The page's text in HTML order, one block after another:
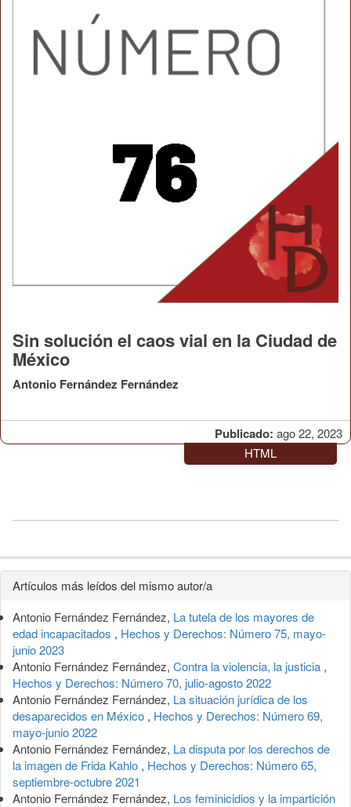
Publicado: ago 22, 2023
Sin solución el caos vial en la Ciudad de
México
Antonio Fernández Fernández
HTML
Detalles
del
artículo
Artículos más leídos del mismo autor/a
Antonio Fernández Fernández, La tutela de los mayores de
edad incapacitados , Hechos y Derechos: Número 75, mayo-
junio 2023
Antonio Fernández Fernández, Contra la violencia, la justicia ,
Hechos y Derechos: Número 70, julio-agosto 2022
Antonio Fernández Fernández, La situación jurídica de los
desaparecidos en México , Hechos y Derechos: Número 69,
mayo-junio 2022
Antonio Fernández Fernández, La disputa por los derechos de
la imagen de Frida Kahlo , Hechos y Derechos: Número 65,
septiembre-octubre 2021
Antonio Fernández Fernández, Los feminicidios y la impartición